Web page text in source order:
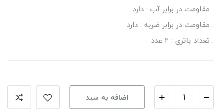
. مقاومت در برابر آب : دارد
. مقاومت در برابر ضربه : دارد
. تعداد باتری : 2 عدد
اضافه به سبد